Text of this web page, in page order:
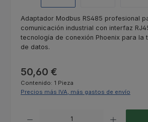
Adaptador Modbus RS485 profesional
comunicación industrial con interfaz
tecnología de conexión Phoenix para la
de datos.
Precio normal:
50,60 €
Contenido: 1 Pieza
Precios más IVA, más gastos de envío